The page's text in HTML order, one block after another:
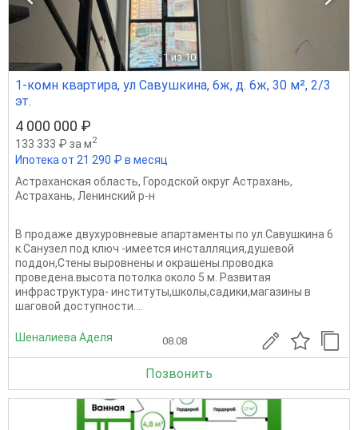
1 из 10
1-комн квартира, ул Савушкина, 6ж, д. 6ж, 30 м², 2/3
эт.
4 000 000 ₽
133 333 ₽ за м2
Ипотека от 21 290 ₽ в месяц
Астраханская область, Городской округ Астрахань,
Астрахань, Ленинский р-н
В продаже двухуровневые апартаменты по ул.Савушкина 6
к.Санузел под ключ -имеется инсталляция,душевой
поддон,Стены выровнены и окрашены.проводка
проведена.высота потолка около 5 м. Развитая
инфраструктура- институты,школы,садики,магазины в
шаговой доступности....
Шеналиева Аделя 08.08
Позвонить